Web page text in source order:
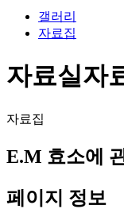
갤러리
자료집
자료실자
자료집
E.M 효소에
페이지 정보